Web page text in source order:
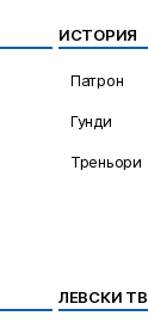
ИСТОРИЯ
Патрон
Гунди
Треньори
ЛЕВСКИ ТВ